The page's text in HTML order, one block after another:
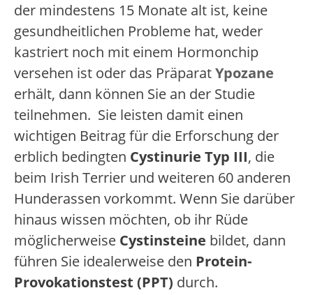
der mindestens 15 Monate alt ist, keine
gesundheitlichen Probleme hat, weder
kastriert noch mit einem Hormonchip
versehen ist oder das PräparatYpozane
erhält, dann können Sie an der Studie
teilnehmen. Sie leisten damit einen
wichtigen Beitrag für die Erforschung der
erblich bedingten Cystinurie Typ III, die
beim Irish Terrier und weiteren 60 anderen
Hunderassen vorkommt. Wenn Sie darüber
hinaus wissen möchten, ob ihr Rüde
möglicherweise Cystinsteine bildet, dann
führen Sie idealerweise den Protein-
Provokationstest (PPT) durch.